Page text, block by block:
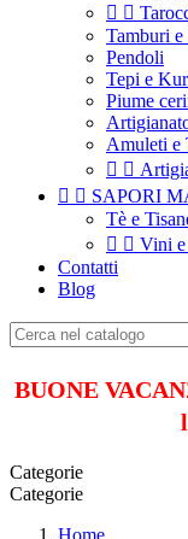
 
Tamburi e
Pendoli
Tepi e
Piume
Amuleti e
 
  SAPORI
Tè e
  Vini
Contatti
Blog
BUONE
Categorie
Categorie
Home